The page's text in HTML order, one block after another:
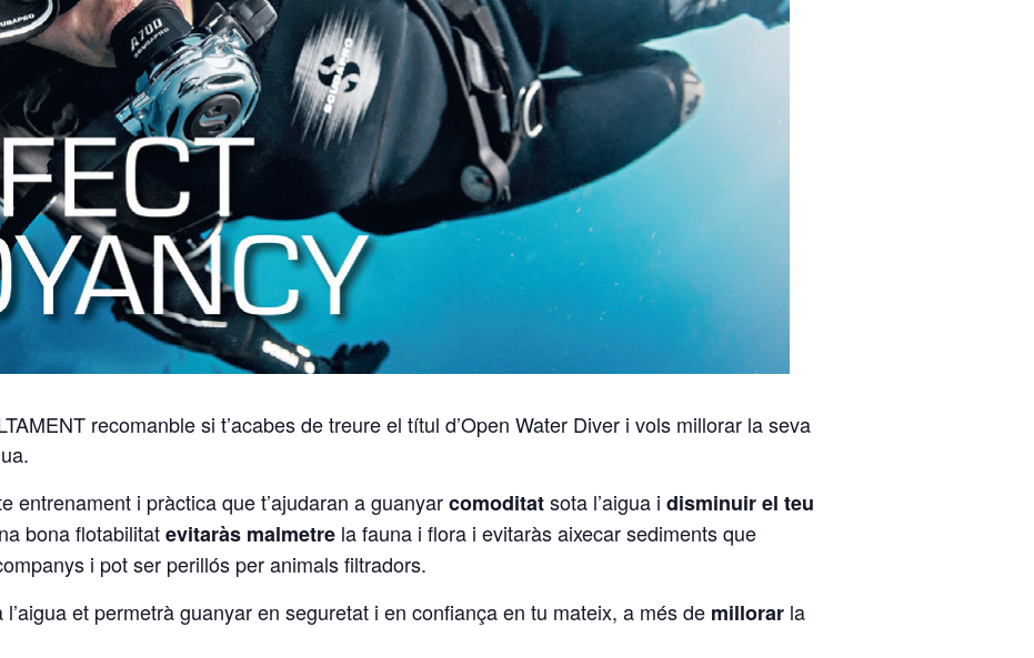
recomanble si t’acabes de treure el títul d’Open Water Diver i vols millorar la seva
entrenament i pràctica que t’ajudaran a guanyarcomoditatsota l’aigua i disminuir el teu
bona flotabilitatevitaràs malmetre la fauna i flora i evitaràs aixecar sediments que
i pot ser perillós per animals filtradors.
et permetrà guanyar en seguretat i en confiança en tu mateix, a més de millorar la